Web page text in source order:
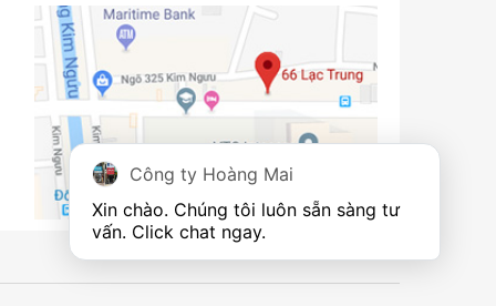
Công ty Hoàng Mai
Xin chào. Chúng tôi luôn sẵn sàng tư
vấn. Click chat ngay.